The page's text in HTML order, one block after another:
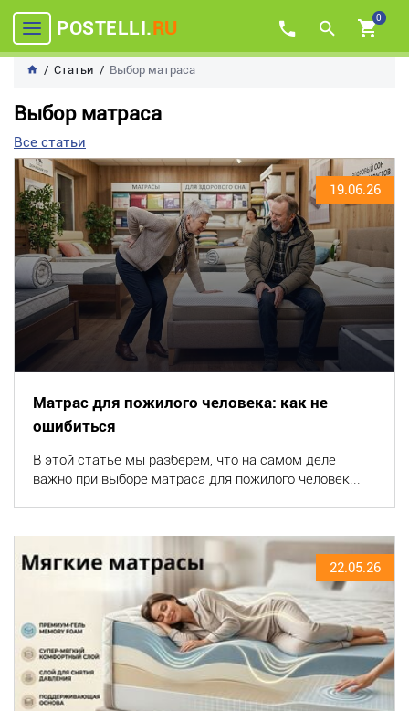
POSTELLI.RU 0
Статьи Выбор матраса
Выбор матраса
Все статьи
19.06.26
Матрас для пожилого человека: как не
ошибиться
В этой статье мы разберём, что на самом деле
важно при выборе матраса для пожилого человек...
22.05.26